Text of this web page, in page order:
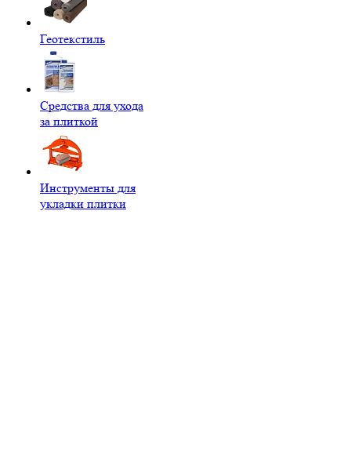
Геотекстиль
Средства для ухода
за плиткой
Инструменты для
укладки плитки